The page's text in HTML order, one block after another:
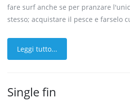
fare surf anche se per pranzare
stesso; acquistare il pesce e farselo
Leggi tutto...
Single fin